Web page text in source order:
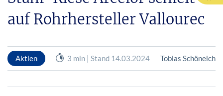
auf Rohrhersteller Vallourec
Aktien 3 min | Stand 14.03.2024 Tobias Schöneich